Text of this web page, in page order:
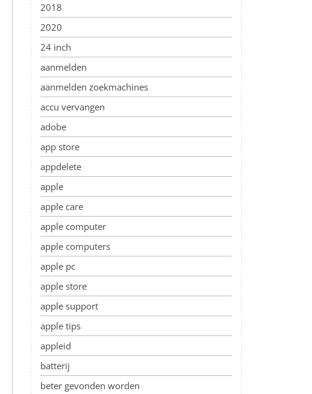
2018
2020
24 inch
aanmelden
aanmelden zoekmachines
accu vervangen
adobe
app store
appdelete
apple
apple care
apple computer
apple computers
apple pc
apple store
apple support
apple tips
appleid
batterij
beter gevonden worden